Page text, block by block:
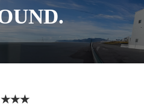
★★★